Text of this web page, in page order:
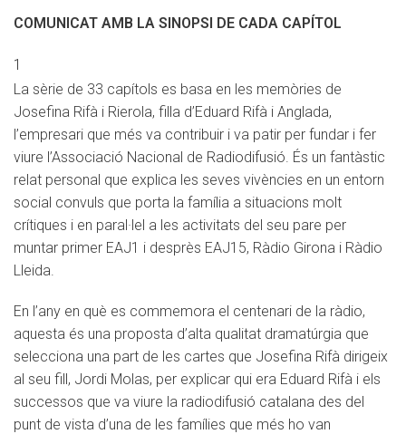
La
Xarxa+
COMUNICAT AMB LA SINOPSI DE CADA CAPÍTOL
1
La sèrie de 33 capítols es basa en les memòries de
Josefina Rifà i Rierola, filla d’Eduard Rifà i Anglada,
l’empresari que més va contribuir i va patir per fundar i fer
viure l’Associació Nacional de Radiodifusió. És un fantàstic
relat personal que explica les seves vivències en un entorn
social convuls que porta la família a situacions molt
crítiques i en paral·lel a les activitats del seu pare per
muntar primer EAJ1 i desprès EAJ15, Ràdio Girona i Ràdio
Lleida.
En l’any en què es commemora el centenari de la ràdio,
aquesta és una proposta d’alta qualitat dramatúrgia que
selecciona una part de les cartes que Josefina Rifà dirigeix
al seu fill, Jordi Molas, per explicar qui era Eduard Rifà i els
successos que va viure la radiodifusió catalana des del
punt de vista d’una de les famílies que més ho van